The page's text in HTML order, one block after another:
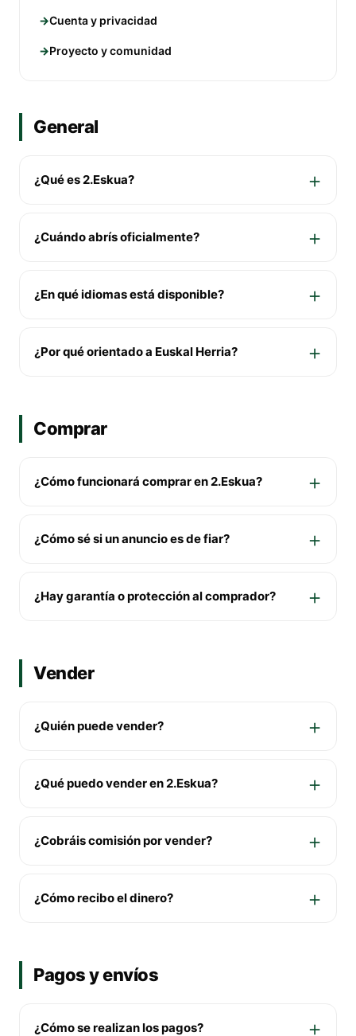
Cuenta y privacidad
Proyecto y comunidad
General
¿Qué es 2.Eskua?
¿Cuándo abrís oficialmente?
¿En qué idiomas está disponible?
¿Por qué orientado a Euskal Herria?
Comprar
¿Cómo funcionará comprar en 2.Eskua?
¿Cómo sé si un anuncio es de fiar?
¿Hay garantía o protección al comprador?
Vender
¿Quién puede vender?
¿Qué puedo vender en 2.Eskua?
¿Cobráis comisión por vender?
¿Cómo recibo el dinero?
Pagos y envíos
¿Cómo se realizan los pagos?